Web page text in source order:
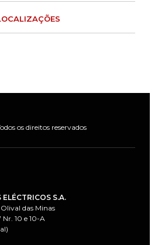
os direitos reservados
S.A.
das Minas
Nr. 10 e 10-A